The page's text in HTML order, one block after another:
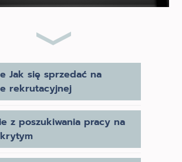
Jak się sprzedać na
rekrutacyjnej
z poszukiwania pracy na